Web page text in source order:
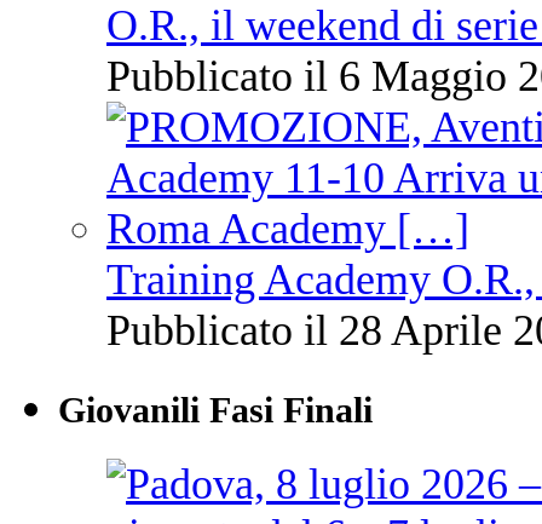
O.R., il weekend di
Pubblicato il 6 Maggio
Training Academy
Pubblicato il 28 Aprile
Giovanili Fasi Finali